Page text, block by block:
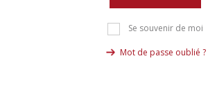
Se souvenir de moi
Mot de passe oublié ?